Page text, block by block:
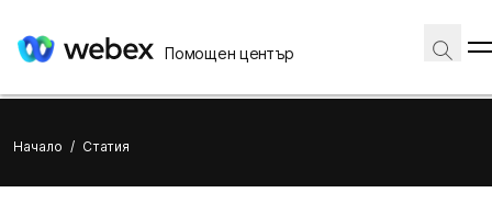
Помощен център
Начало / Статия